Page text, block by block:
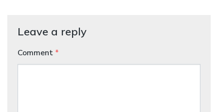
Leave a reply
Comment *